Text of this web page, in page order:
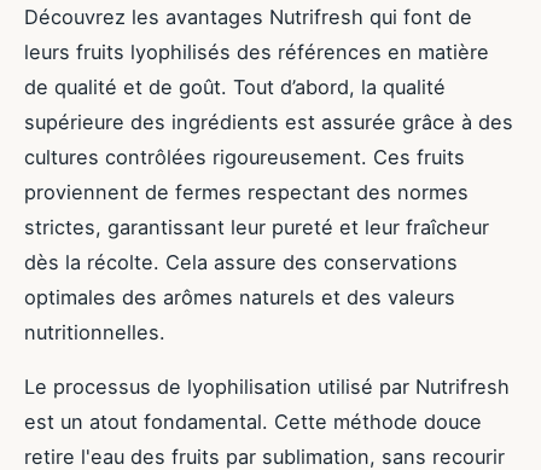
Découvrez les avantages Nutrifresh qui font de
leurs fruits lyophilisés des références en matière
de qualité et de goût. Tout d’abord, la qualité
supérieure des ingrédients est assurée grâce à des
cultures contrôlées rigoureusement. Ces fruits
proviennent de fermes respectant des normes
strictes, garantissant leur pureté et leur fraîcheur
dès la récolte. Cela assure des conservations
optimales des arômes naturels et des valeurs
nutritionnelles.
Le processus de lyophilisation utilisé par Nutrifresh
est un atout fondamental. Cette méthode douce
retire l'eau des fruits par sublimation, sans recourir